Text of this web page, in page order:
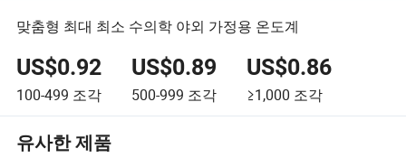
맞춤형 최대 최소 수의학 야외 가정용 온도계
US$0.92
100-499 조각
US$0.89
500-999 조각
US$0.86
≥1,000 조각
유사한 제품